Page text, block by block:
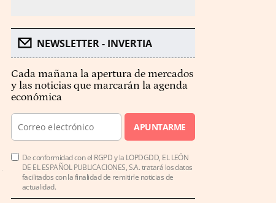
NEWSLETTER - INVERTIA
Cada mañana la apertura de mercados
y las noticias que marcarán la agenda
económica
APUNTARME
De conformidad con el RGPD y la LOPDGDD, EL LEÓN
DE EL ESPAÑOL PUBLICACIONES, S.A. tratará los datos
facilitados con la finalidad de remitirle noticias de
actualidad.